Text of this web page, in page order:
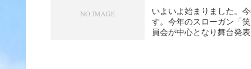
いよいよ始まりました。
す。今年のスローガン「
員会が中心となり舞台発